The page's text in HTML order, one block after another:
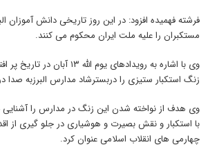
فرشته فهمیده افزود: در این روز تاریخی دانش آموزان
مستکبران را علیه ملت ایران محکوم می کنند.
وی با اشاره به رویدادهای
زنگ استکبار ستیزی را دربسترشاد مدارس البرزبه صدا
با استکبار و نقش بصیرت و هوشیاری در جلو گیری از
چهارمی های انقلاب اسلامی عنوان کرد.